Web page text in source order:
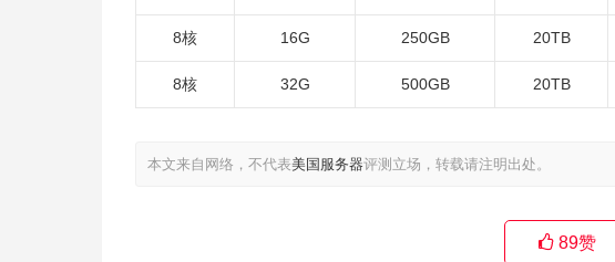
8核 16G 250GB 20TB
8核 32G 500GB 20TB
本文来自网络，不代表美国服务器评测立场，转载请注明出处。
89赞